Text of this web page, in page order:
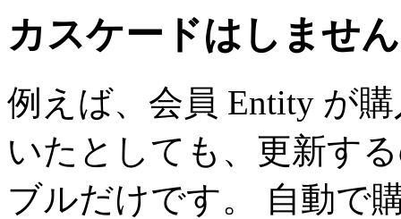
カスケードはしません
例えば、会員 Entity が
いたとしても、更新す
ブルだけです。 自動で